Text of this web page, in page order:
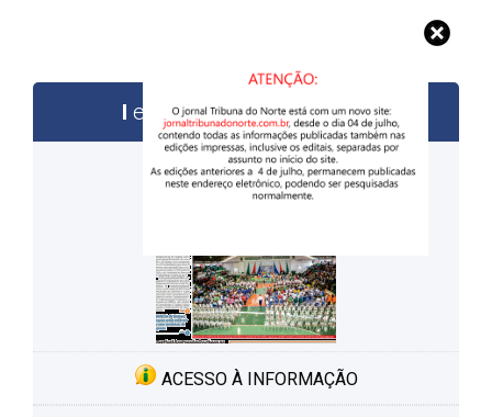
edições anteriores
ACESSO À INFORMAÇÃO